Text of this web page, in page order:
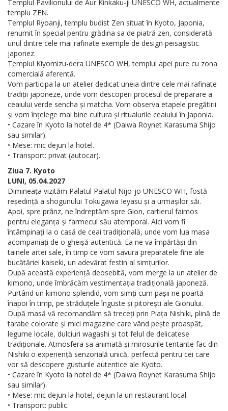
Templul Pavilionului de Aur Kinkaku-ji UNESCO WH, actualmente
templu ZEN.
Templul Ryoanji, templu budist Zen situat în Kyoto, Japonia,
renumit în special pentru grădina sa de piatră zen, considerată
unul dintre cele mai rafinate exemple de design peisagistic
japonez.
Templul Kiyomizu-dera UNESCO WH, templul apei pure cu zona
comercială aferentă.
Vom participa la un atelier dedicat uneia dintre cele mai rafinate
tradiții japoneze, unde vom descoperi procesul de preparare a
ceaiului verde sencha și matcha. Vom observa etapele pregătirii
și vom înțelege mai bine cultura și ritualurile ceaiului în Japonia.
• Cazare în Kyoto la hotel de 4* (Daiwa Roynet Karasuma Shijo
sau similar).
• Mese: mic dejun la hotel.
• Transport: privat (autocar).
Ziua 7. Kyoto
LUNI, 05.04.2027
Dimineața vizităm Palatul Palatul Nijo-jo UNESCO WH, fostă
reședință a shogunului Tokugawa Ieyasu și a urmașilor săi.
Apoi, spre prânz, ne îndreptăm spre Gion, cartierul faimos
pentru eleganța și farmecul său atemporal. Aici vom fi
întâmpinați la o casă de ceai tradițională, unde vom lua masa
acompaniați de o gheișă autentică. Ea ne va împărtăși din
tainele artei sale, în timp ce vom savura preparatele fine ale
bucătăriei kaiseki, un adevărat festin al simțurilor.
După această experiență deosebită, vom merge la un atelier de
kimono, unde îmbrăcăm vestimentația tradițională japoneză.
Purtând un kimono splendid, vom simți cum pașii ne poartă
înapoi în timp, pe străduțele înguste și pitorești ale Gionului.
După masă vă recomandăm să treceți prin Piața Nishiki, plină de
tarabe colorate și mici magazine care vând pește proaspăt,
legume locale, dulciuri wagashi și tot felul de delicatese
tradiționale. Atmosfera sa animată și mirosurile tentante fac din
Nishiki o experiență senzorială unică, perfectă pentru cei care
vor să descopere gusturile autentice ale Kyoto.
• Cazare în Kyoto la hotel de 4* (Daiwa Roynet Karasuma Shijo
sau similar).
• Mese: mic dejun la hotel, dejun la un restaurant local.
• Transport: public.